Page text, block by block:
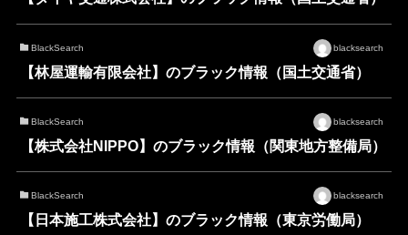
BlackSearch blacksearch
【林屋運輸有限会社】のブラック情報（国土交通省）
BlackSearch blacksearch
【株式会社NIPPO】のブラック情報（関東地方整備局）
BlackSearch blacksearch
【日本施工株式会社】のブラック情報（東京労働局）